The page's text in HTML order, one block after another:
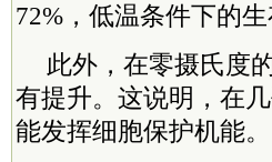
72%，低温条件下的生
此外，在零摄氏度
有提升。这说明，在
能发挥细胞保护机能。